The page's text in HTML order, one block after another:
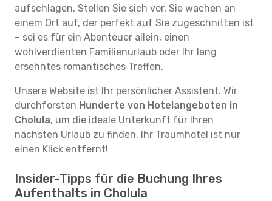
aufschlagen. Stellen Sie sich vor, Sie wachen an
einem Ort auf, der perfekt auf Sie zugeschnitten ist
– sei es für ein Abenteuer allein, einen
wohlverdienten Familienurlaub oder Ihr lang
ersehntes romantisches Treffen.
Unsere Website ist Ihr persönlicher Assistent. Wir
durchforsten Hunderte von Hotelangeboten in
Cholula, um die ideale Unterkunft für Ihren
nächsten Urlaub zu finden. Ihr Traumhotel ist nur
einen Klick entfernt!
Insider-Tipps für die Buchung Ihres
Aufenthalts in Cholula